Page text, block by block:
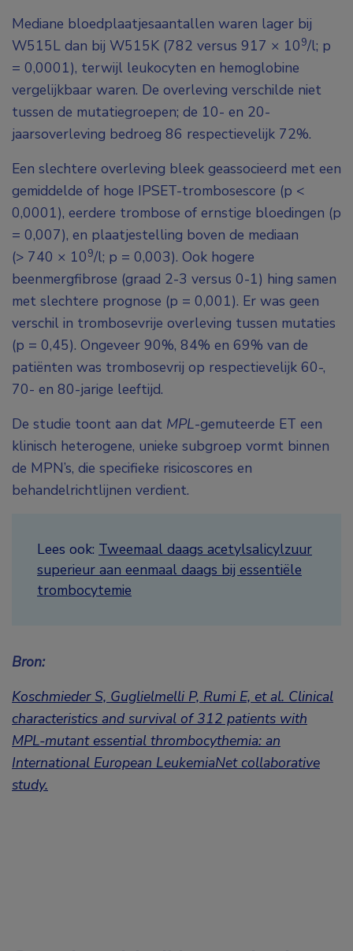
Mediane bloedplaatjesaantallen waren lager bij
W515L dan bij W515K (782 versus 917 × 109/l; p
= 0,0001), terwijl leukocyten en hemoglobine
vergelijkbaar waren. De overleving verschilde niet
tussen de mutatiegroepen; de 10- en 20-
jaarsoverleving bedroeg 86 respectievelijk 72%.
Een slechtere overleving bleek geassocieerd met een
gemiddelde of hoge IPSET-trombosescore (p <
0,0001), eerdere trombose of ernstige bloedingen (p
= 0,007), en plaatjestelling boven de mediaan
(> 740 × 109/l; p = 0,003). Ook hogere
beenmergfibrose (graad 2-3 versus 0-1) hing samen
met slechtere prognose (p = 0,001). Er was geen
verschil in trombosevrije overleving tussen mutaties
(p = 0,45). Ongeveer 90%, 84% en 69% van de
patiënten was trombosevrij op respectievelijk 60-,
70- en 80-jarige leeftijd.
De studie toont aan dat MPL-gemuteerde ET een
klinisch heterogene, unieke subgroep vormt binnen
de MPN’s, die specifieke risicoscores en
behandelrichtlijnen verdient.
Lees ook: Tweemaal daags acetylsalicylzuur
superieur aan eenmaal daags bij essentiële
trombocytemie
Bron:
Koschmieder S, Guglielmelli P, Rumi E, et al. Clinical
characteristics and survival of 312 patients with
MPL-mutant essential thrombocythemia: an
International European LeukemiaNet collaborative
study.